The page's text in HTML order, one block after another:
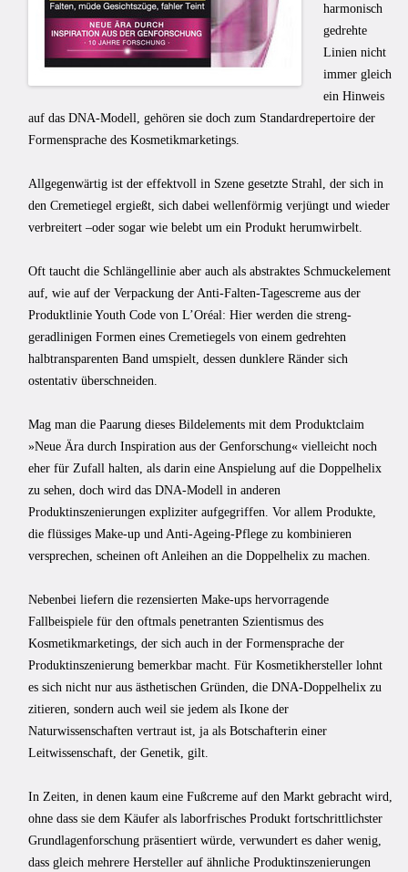
harmonisch
gedrehte
Linien nicht
immer gleich
ein Hinweis
auf das DNA-Modell, gehören sie doch zum Standardrepertoire der
Formensprache des Kosmetikmarketings.
Allgegenwärtig ist der effektvoll in Szene gesetzte Strahl, der sich in
den Cremetiegel ergießt, sich dabei wellenförmig verjüngt und wieder
verbreitert –oder sogar wie belebt um ein Produkt herumwirbelt.
Oft taucht die Schlängellinie aber auch als abstraktes Schmuckelement
auf, wie auf der Verpackung der Anti-Falten-Tagescreme aus der
Produktlinie Youth Code von L’Oréal: Hier werden die streng-
geradlinigen Formen eines Cremetiegels von einem gedrehten
halbtransparenten Band umspielt, dessen dunklere Ränder sich
ostentativ überschneiden.
Mag man die Paarung dieses Bildelements mit dem Produktclaim
»Neue Ära durch Inspiration aus der Genforschung« vielleicht noch
eher für Zufall halten, als darin eine Anspielung auf die Doppelhelix
zu sehen, doch wird das DNA-Modell in anderen
Produktinszenierungen expliziter aufgegriffen. Vor allem Produkte,
die flüssiges Make-up und Anti-Ageing-Pflege zu kombinieren
versprechen, scheinen oft Anleihen an die Doppelhelix zu machen.
Nebenbei liefern die rezensierten Make-ups hervorragende
Fallbeispiele für den oftmals penetranten Szientismus des
Kosmetikmarketings, der sich auch in der Formensprache der
Produktinszenierung bemerkbar macht. Für Kosmetikhersteller lohnt
es sich nicht nur aus ästhetischen Gründen, die DNA-Doppelhelix zu
zitieren, sondern auch weil sie jedem als Ikone der
Naturwissenschaften vertraut ist, ja als Botschafterin einer
Leitwissenschaft, der Genetik, gilt.
In Zeiten, in denen kaum eine Fußcreme auf den Markt gebracht wird,
ohne dass sie dem Käufer als laborfrisches Produkt fortschrittlichster
Grundlagenforschung präsentiert würde, verwundert es daher wenig,
dass gleich mehrere Hersteller auf ähnliche Produktinszenierungen